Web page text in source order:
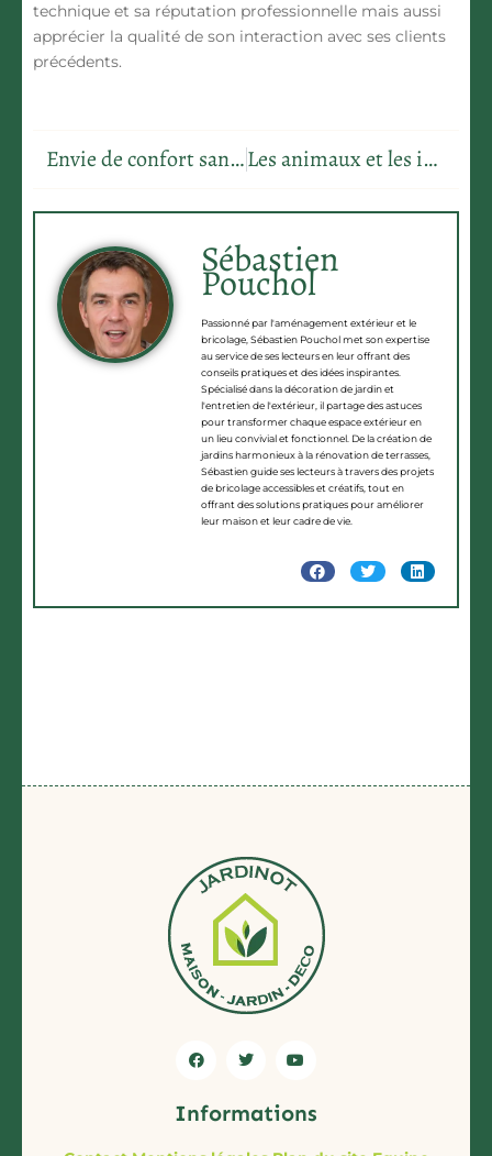
technique et sa réputation professionnelle mais aussi
apprécier la qualité de son interaction avec ses clients
précédents.
Envie de confort sans changer de matelas ? Optez pour le surmatelas moelleux Les animaux et les insectes nuisibles au jardin
Sébastien
Pouchol
Passionné par l'aménagement extérieur et le
bricolage, Sébastien Pouchol met son expertise
au service de ses lecteurs en leur offrant des
conseils pratiques et des idées inspirantes.
Spécialisé dans la décoration de jardin et
l'entretien de l'extérieur, il partage des astuces
pour transformer chaque espace extérieur en
un lieu convivial et fonctionnel. De la création de
jardins harmonieux à la rénovation de terrasses,
Sébastien guide ses lecteurs à travers des projets
de bricolage accessibles et créatifs, tout en
offrant des solutions pratiques pour améliorer
leur maison et leur cadre de vie.
Informations